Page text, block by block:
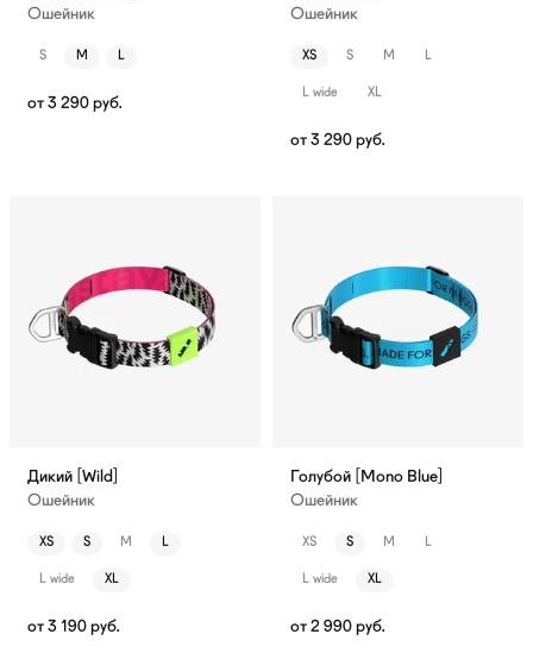
Ошейник
S M L
от 3 290 руб.
Ошейник
XS S M L
L wide XL
от 3 290 руб.
Дикий [Wild]
Ошейник
XS S M L
L wide XL
от 3 190 руб.
Голубой [Mono Blue]
Ошейник
XS S M L
L wide XL
от 2 990 руб.